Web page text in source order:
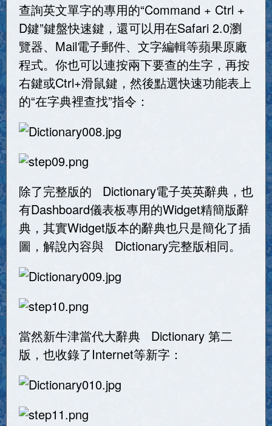
查詢英文單字的專用的“Command + Ctrl +
D鍵”鍵盤快速鍵，還可以用在Safari 2.0瀏
覽器、Mail電子郵件、文字編輯等蘋果原廠
程式。你也可以連按兩下要查的生字，再按
右鍵或Ctrl+滑鼠鍵，然後點選快速功能表上
的“在字典裡查找”指令：
除了完整版的 Dictionary電子英英辭典，也
有Dashboard儀表板專用的Widget精簡版辭
典，其實Widget版本的辭典也只是簡化了插
圖，解說內容與 Dictionary完整版相同。
當然新牛津當代大辭典 Dictionary 第二
版，也收錄了Internet等新字：